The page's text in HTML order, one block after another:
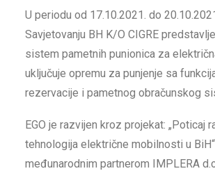
U periodu od 17.10.2021. do
Savjetovanju BH K/O CIGRE
sistem pametnih punionica za
uključuje opremu za punjenje sa
rezervacije i pametnog obračunskog
EGO je razvijen kroz projekat: „Poticaj
tehnologija električne mobilnosti u
međunarodnim partnerom IMPLERA